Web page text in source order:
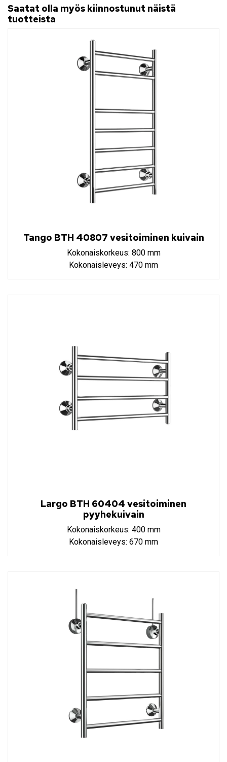
Saatat olla myös kiinnostunut näistä
tuotteista
Tango BTH 40807 vesitoiminen kuivain
Kokonaiskorkeus: 800 mm
Kokonaisleveys: 470 mm
Largo BTH 60404 vesitoiminen
pyyhekuivain
Kokonaiskorkeus: 400 mm
Kokonaisleveys: 670 mm